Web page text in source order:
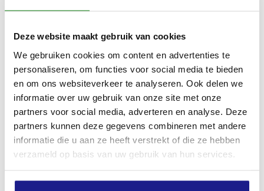
Deze website maakt gebruik van cookies
We gebruiken cookies om content en advertenties te
personaliseren, om functies voor social media te bieden
en om ons websiteverkeer te analyseren. Ook delen we
informatie over uw gebruik van onze site met onze
partners voor social media, adverteren en analyse. Deze
partners kunnen deze gegevens combineren met andere
informatie die u aan ze heeft verstrekt of die ze hebben
verzameld op basis van uw gebruik van hun services.
Zuigslanglengte
2.0 m
Slangdiameter
32 mm
Geluidsdrukniveau